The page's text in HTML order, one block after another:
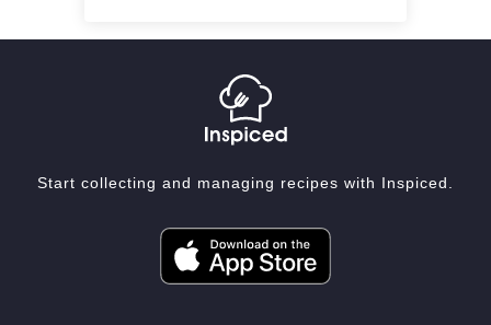
Start collecting and managing recipes with Inspiced.